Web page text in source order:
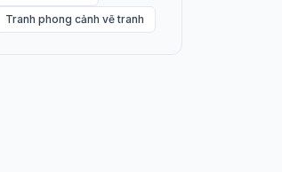
Tranh phong cảnh vẽ tranh